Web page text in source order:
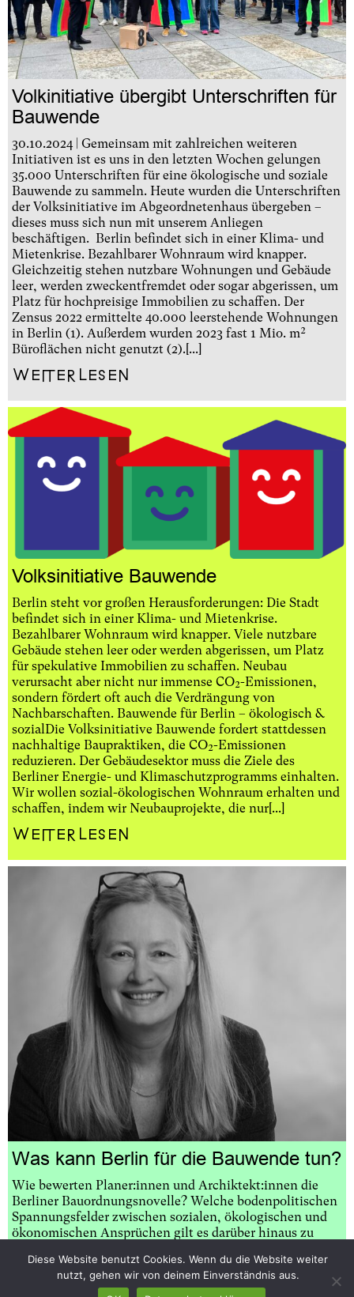
Volkinitiative übergibt Unterschriften für
Bauwende
30.10.2024 | Gemeinsam mit zahlreichen weiteren
Initiativen ist es uns in den letzten Wochen gelungen
35.000 Unterschriften für eine ökologische und soziale
Bauwende zu sammeln. Heute wurden die Unterschriften
der Volksinitiative im Abgeordnetenhaus übergeben –
dieses muss sich nun mit unserem Anliegen
beschäftigen. Berlin befindet sich in einer Klima- und
Mietenkrise. Bezahlbarer Wohnraum wird knapper.
Gleichzeitig stehen nutzbare Wohnungen und Gebäude
leer, werden zweckentfremdet oder sogar abgerissen, um
Platz für hochpreisige Immobilien zu schaffen. Der
Zensus 2022 ermittelte 40.000 leerstehende Wohnungen
in Berlin (1). Außerdem wurden 2023 fast 1 Mio. m²
Büroflächen nicht genutzt (2).[...]
Weiterlesen
Volksinitiative Bauwende
Berlin steht vor großen Herausforderungen: Die Stadt
befindet sich in einer Klima- und Mietenkrise.
Bezahlbarer Wohnraum wird knapper. Viele nutzbare
Gebäude stehen leer oder werden abgerissen, um Platz
für spekulative Immobilien zu schaffen. Neubau
verursacht aber nicht nur immense CO₂-Emissionen,
sondern fördert oft auch die Verdrängung von
Nachbarschaften. Bauwende für Berlin – ökologisch &
sozialDie Volksinitiative Bauwende fordert stattdessen
nachhaltige Baupraktiken, die CO₂-Emissionen
reduzieren. Der Gebäudesektor muss die Ziele des
Berliner Energie- und Klimaschutzprogramms einhalten.
Wir wollen sozial-ökologischen Wohnraum erhalten und
schaffen, indem wir Neubauprojekte, die nur[...]
Weiterlesen
Was kann Berlin für die Bauwende tun?
Wie bewerten Planer:innen und Archiktekt:innen die
Berliner Bauordnungsnovelle? Welche bodenpolitischen
Spannungsfelder zwischen sozialen, ökologischen und
ökonomischen Ansprüchen gilt es darüber hinaus zu
Theresa Keilhacker, Präsidentin der Architektenkammer
Berlin, sprachDariya Kryshenüber dringend benötigte
Diese Website benutzt Cookies. Wenn du die Website weiter
nutzt, gehen wir von deinem Einverständnis aus.